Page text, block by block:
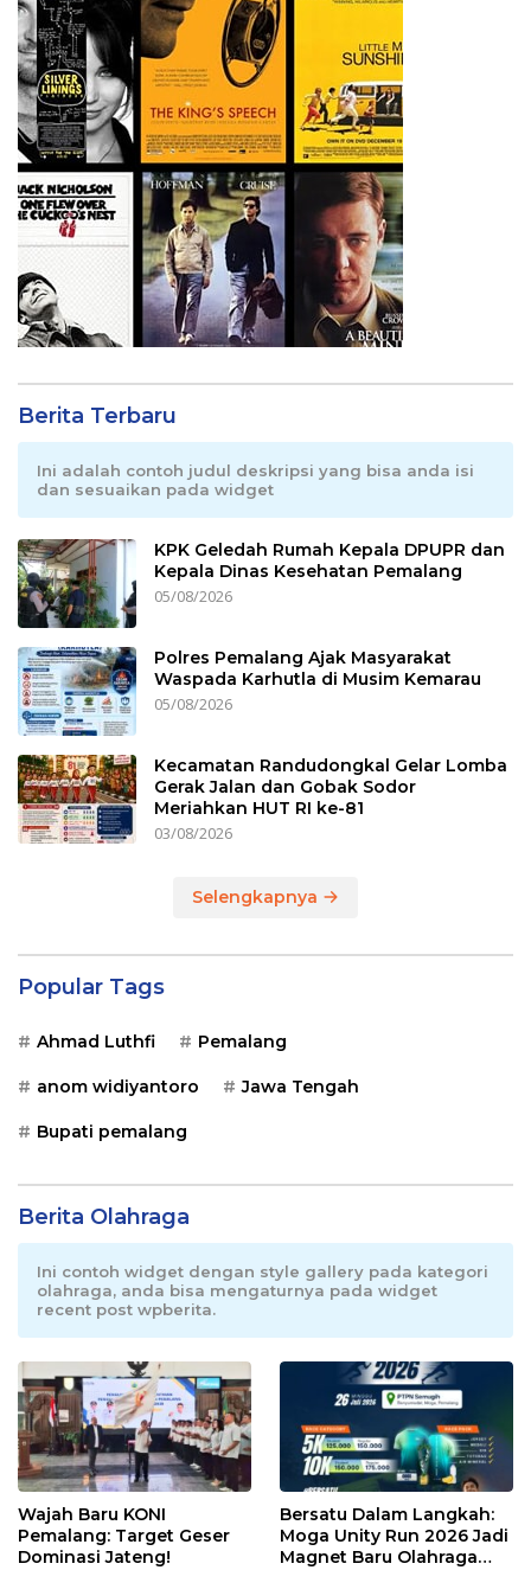
Berita Terbaru
Ini adalah contoh judul deskripsi yang bisa anda isi
dan sesuaikan pada widget
KPK Geledah Rumah Kepala DPUPR dan
Kepala Dinas Kesehatan Pemalang
05/08/2026
Polres Pemalang Ajak Masyarakat
Waspada Karhutla di Musim Kemarau
05/08/2026
Kecamatan Randudongkal Gelar Lomba
Gerak Jalan dan Gobak Sodor
Meriahkan HUT RI ke-81
03/08/2026
Selengkapnya
Popular Tags
Ahmad Luthfi Pemalang
anom widiyantoro Jawa Tengah
Bupati pemalang
Berita Olahraga
Ini contoh widget dengan style gallery pada kategori
olahraga, anda bisa mengaturnya pada widget
recent post wpberita.
Wajah Baru KONI
Pemalang: Target Geser
Dominasi Jateng!
Bersatu Dalam Langkah:
Moga Unity Run 2026 Jadi
Magnet Baru Olahraga